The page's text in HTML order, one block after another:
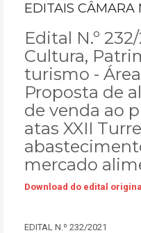
EDITAIS CÂMARA
Edital N.º
Cultura,
turismo -
Proposta de
de venda ao
atas XXII
mercado
Download do edital original
EDITAL N.º 232/2021